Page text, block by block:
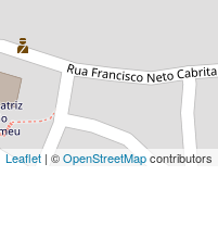
Leaflet | ©OpenStreetMapcontributors